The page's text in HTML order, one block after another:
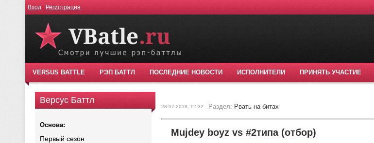
Вход Регистрация
VERSUS BATTLE РЭП БАТТЛ ПОСЛЕДНИЕ НОВОСТИ ИСПОЛНИТЕЛИ ПРИНЯТЬ УЧАСТИЕ
Версус Баттл
Основа:
Первый сезон
28-07-2018, 12:32 Раздел: Рвать на битах
Mujdey boyz vs #2типа (отбор)